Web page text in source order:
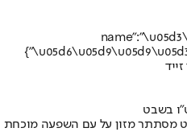
בשבט
מסתתר מזון על עם השפעה מוכחת